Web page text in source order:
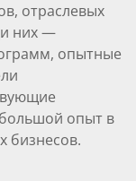
отраслевых
них —
опытные
опыт в
бизнесов.